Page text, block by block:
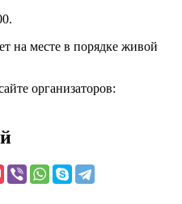
на месте в порядке живой
организаторов: